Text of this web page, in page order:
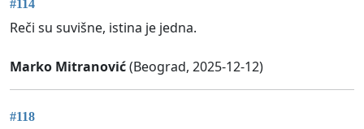
#114
Reči su suvišne, istina je jedna.
Marko Mitranović(Beograd, 2025-12-12)
#118